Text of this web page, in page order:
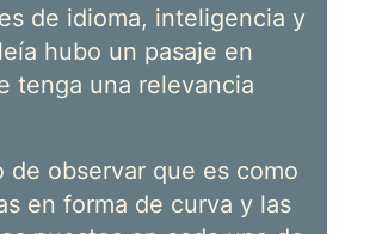
de idioma, inteligencia y
hubo un pasaje en
tenga una relevancia
de observar que es como
en forma de curva y las